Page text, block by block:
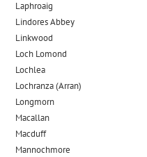
Laphroaig
Lindores Abbey
Linkwood
Loch Lomond
Lochlea
Lochranza (Arran)
Longmorn
Macallan
Macduff
Mannochmore